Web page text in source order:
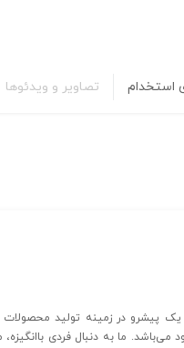
استخدام تصاویر و ویدئوها
در زمینه تولید محصولات
ما به دنبال فردی